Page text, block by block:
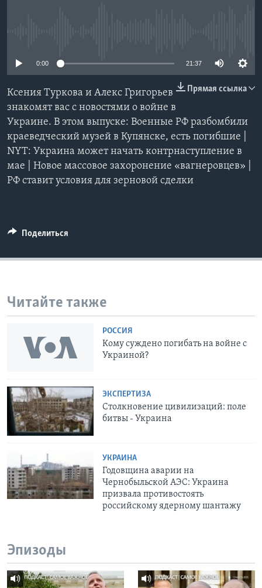
Языки
0:00 21:37
Прямая ссылка
Ксения Туркова и Алекс Григорьев
знакомят вас с новостями о войне в
Украине. В этом выпуске: Военные РФ разбомбили
краеведческий музей в Купянске, есть погибшие |
NYT: Украина может начать контрнаступление в
мае | Новое массовое захоронение «вагнеровцев» |
РФ ставит условия для зерновой сделки
Поделиться
Читайте также
РОССИЯ
Кому суждено погибать на войне с
Украиной?
ЭКСПЕРТИЗА
Столкновение цивилизаций: поле
битвы - Украина
УКРАИНА
Годовщина аварии на
Чернобыльской АЭС: Украина
призвала противостоять
российскому ядерному шантажу
Эпизоды